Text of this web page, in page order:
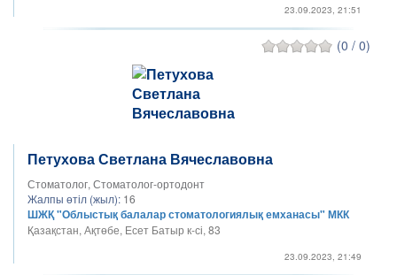
23.09.2023, 21:51
(0 / 0)
Петухова Светлана Вячеславовна
Стоматолог, Стоматолог-ортодонт
Жалпы өтіл (жыл): 16
ШЖҚ "Облыстық балалар стоматологиялық емханасы" МКК
Қазақстан, Ақтөбе, Есет Батыр к-сі, 83
23.09.2023, 21:49